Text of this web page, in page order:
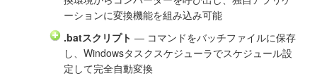
ーションに変換機能を組み込み可能
.batスクリプト — コマンドをバッチファイルに保存
し、Windowsタスクスケジューラでスケジュール設
定して完全自動変換